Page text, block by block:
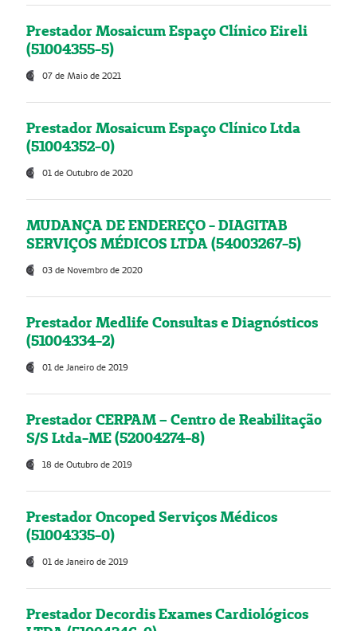
Prestador Mosaicum Espaço Clínico Eireli
(51004355-5)
07 de Maio de 2021
Prestador Mosaicum Espaço Clínico Ltda
(51004352-0)
01 de Outubro de 2020
MUDANÇA DE ENDEREÇO - DIAGITAB
SERVIÇOS MÉDICOS LTDA (54003267-5)
03 de Novembro de 2020
Prestador Medlife Consultas e Diagnósticos
(51004334-2)
01 de Janeiro de 2019
Prestador CERPAM – Centro de Reabilitação
S/S Ltda-ME (52004274-8)
18 de Outubro de 2019
Prestador Oncoped Serviços Médicos
(51004335-0)
01 de Janeiro de 2019
Prestador Decordis Exames Cardiológicos